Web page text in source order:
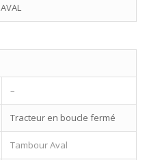
AVAL
–
Tracteur en boucle fermé
Tambour Aval